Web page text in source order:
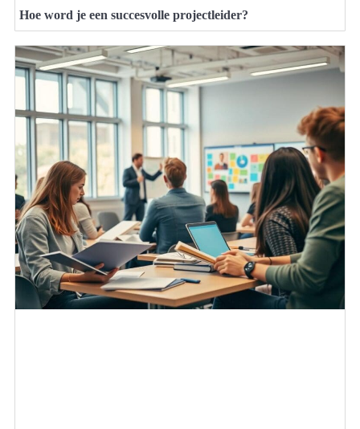
Hoe word je een succesvolle projectleider?